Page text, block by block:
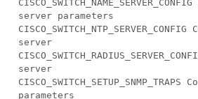
server parameters
server
server
parameters